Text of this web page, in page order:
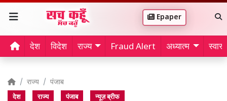
Epaper
देश विदेश राज्य Fraud Alert अध्यात्म
राज्य पंजाब
देश राज्य पंजाब न्यूज़ ब्रीफ